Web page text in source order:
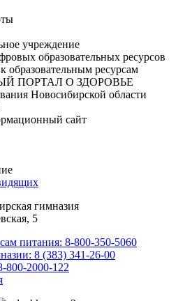
гимназия
5
питания: 8-800-350-5060
8 (383) 341-26-00
800-2000-122